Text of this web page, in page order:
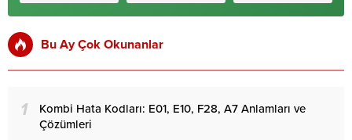
Bu Ay Çok Okunanlar
1
Kombi Hata Kodları: E01, E10, F28, A7 Anlamları ve
Çözümleri